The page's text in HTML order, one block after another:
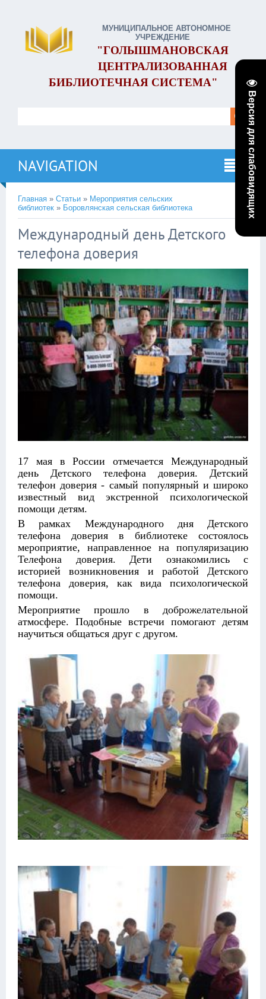
Версия для слабовидящих
МУНИЦИПАЛЬНОЕ АВТОНОМНОЕ
УЧРЕЖДЕНИЕ
"ГОЛЫШМАНОВСКАЯ
ЦЕНТРАЛИЗОВАННАЯ
БИБЛИОТЕЧНАЯ СИСТЕМА"
NAVIGATION
Главная » Статьи » Мероприятия сельских
библиотек » Боровлянская сельская библиотека
Международный день Детского
телефона доверия
17 мая в России отмечается Международный
день Детского телефона доверия. Детский
телефон доверия - самый популярный и широко
известный вид экстренной психологической
помощи детям.
В рамках Международного дня Детского
телефона доверия в библиотеке состоялось
мероприятие, направленное на популяризацию
Телефона доверия. Дети ознакомились с
историей возникновения и работой Детского
телефона доверия, как вида психологической
помощи.
Мероприятие прошло в доброжелательной
атмосфере. Подобные встречи помогают детям
научиться общаться друг с другом.